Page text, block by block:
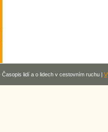
lidí a o lidech v cestovním ruchu |